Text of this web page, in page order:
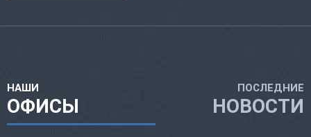
НАШИ
ОФИСЫ
ПОСЛЕДНИЕ
НОВОСТИ